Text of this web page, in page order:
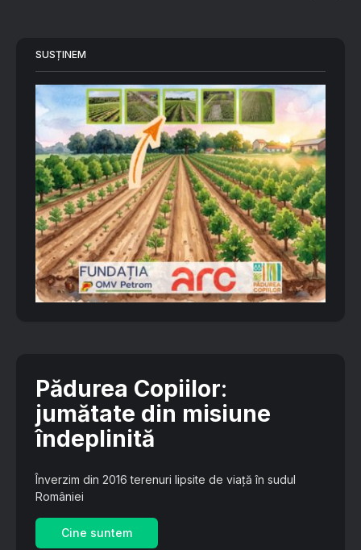
SUSȚINEM
Pădurea Copiilor:
jumătate din misiune
îndeplinită
Înverzim din 2016 terenuri lipsite de viață în sudul
României
Cine suntem